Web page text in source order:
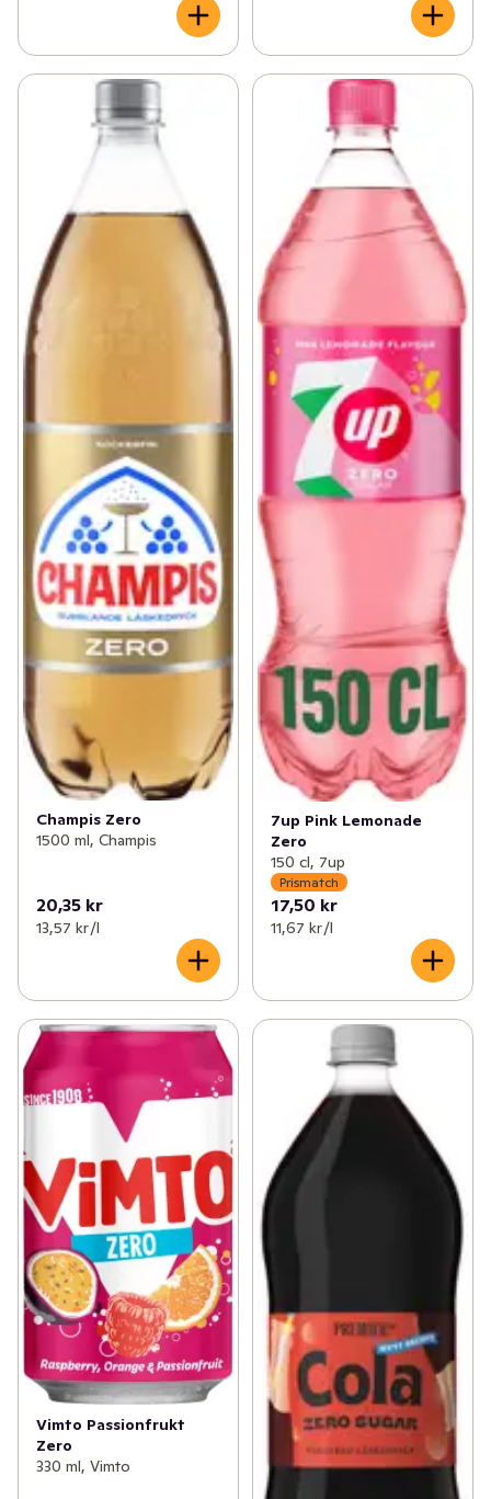
Champis Zero
1500 ml, Champis
20,35 kr
13,57 kr /l
7up Pink Lemonade
Zero
150 cl, 7up
Prismatch
17,50 kr
11,67 kr /l
Vimto Passionfrukt
Zero
330 ml, Vimto